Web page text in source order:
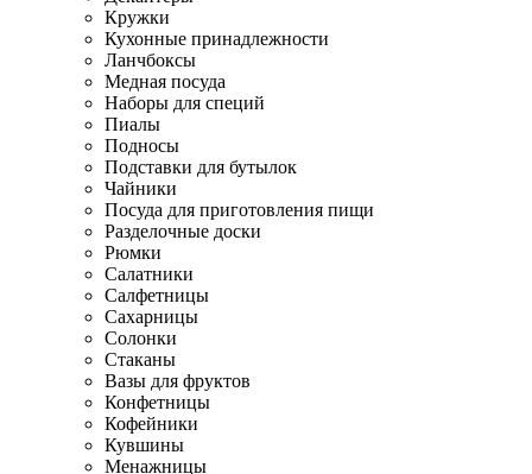
Кружки
Кухонные принадлежности
Ланчбоксы
Медная посуда
Наборы для специй
Пиалы
Подносы
Подставки для бутылок
Чайники
Посуда для приготовления пищи
Разделочные доски
Рюмки
Салатники
Салфетницы
Сахарницы
Солонки
Стаканы
Вазы для фруктов
Конфетницы
Кофейники
Кувшины
Менажницы